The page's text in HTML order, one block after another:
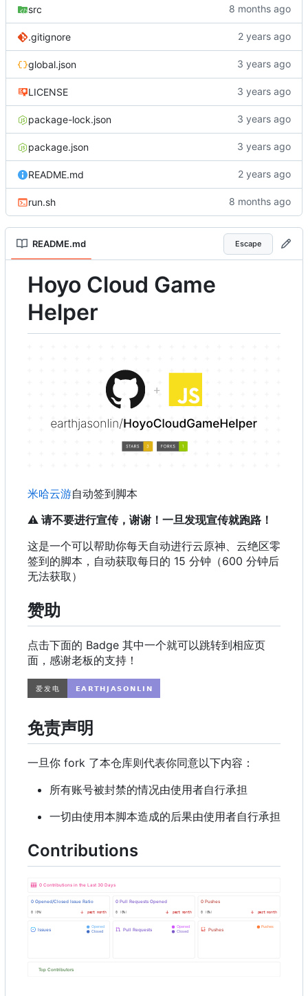
src
.gitignore
global.json
LICENSE
package-lock.json
package.json
README.md
run.sh
README.md Escape
Hoyo Cloud Game
Helper
米哈云游自动签到脚本
⚠️ 请不要进行宣传，谢谢！一旦发现宣传就跑路！
这是一个可以帮助你每天自动进行云原神、云绝区零
签到的脚本，自动获取每日的 15 分钟 （600 分钟后
无法获取）
赞助
点击下面的 Badge 其中一个就可以跳转到相应页
面，感谢老板的支持！
免责声明
一旦你 fork 了本仓库则代表你同意以下内容：
所有账号被封禁的情况由使用者自行承担
一切由使用本脚本造成的后果由使用者自行承担
Contributions